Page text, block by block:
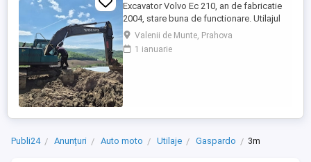
Excavator Volvo Ec 210, an de fabricatie
2004, stare buna de functionare. Utilajul
are cupla hidarulica rapida, linii hidraulice
auxiliare pentru picon, foarfeca, etc.
Motorul este Deutz-Volvo cu racire pe
Valenii de Munte, Prahova
1 ianuarie
Publi24 Anunțuri Auto moto Utilaje Gaspardo 3m